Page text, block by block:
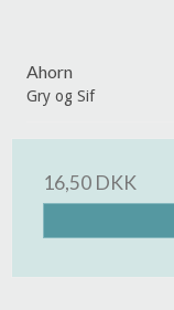
Ahorn
Gry og Sif
16,50 DKK